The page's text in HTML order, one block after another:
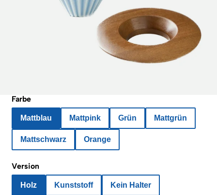
Farbe
Mattblau Mattpink Grün Mattgrün
Mattschwarz Orange
Version
Holz Kunststoff Kein Halter